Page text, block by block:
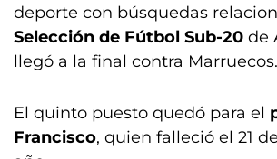
deporte con búsquedas
Selección de Fútbol Sub-20 de
llegó a la final contra Marruecos.
El quinto puesto quedó para el
Francisco, quien falleció el 21